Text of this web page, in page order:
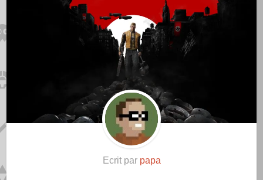
Ecrit par papa